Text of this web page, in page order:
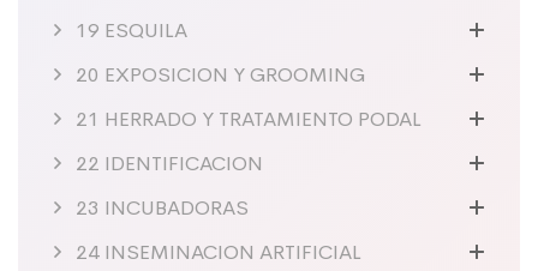
19 ESQUILA
20 EXPOSICION Y GROOMING
21 HERRADO Y TRATAMIENTO PODAL
22 IDENTIFICACION
23 INCUBADORAS
24 INSEMINACION ARTIFICIAL